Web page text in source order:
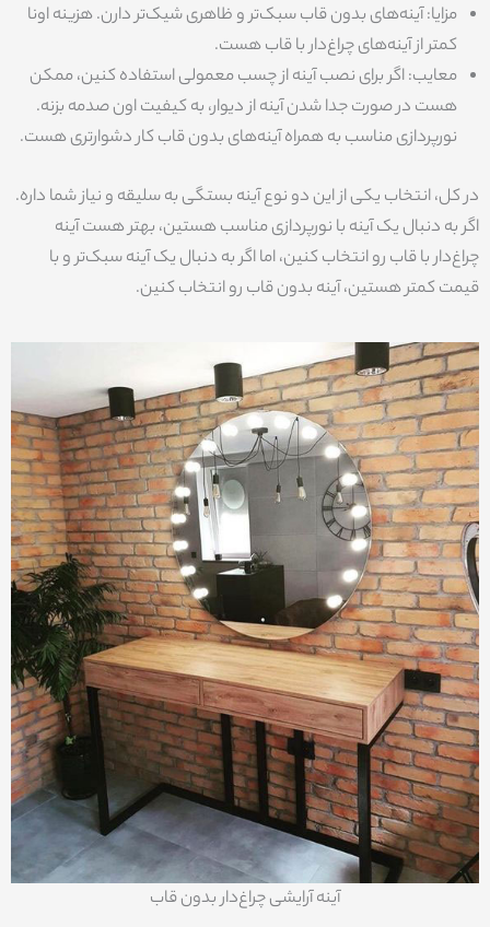
مزایا: آینه‌های بدون قاب سبک‌تر و ظاهری شیک‌تر دارن. هزینه اونا
کمتر از آینه‌های چراغ‌دار با قاب هست.
معایب: اگر برای نصب آینه از چسب معمولی استفاده کنین، ممکن
هست در صورت جدا شدن آینه از دیوار، به کیفیت اون صدمه بزنه.
نورپردازی مناسب به همراه آینه‌های بدون قاب کار دشوارتری هست.
در کل، انتخاب یکی از این دو نوع آینه بستگی به سلیقه و نیاز شما داره.
اگر به دنبال یک آینه با نورپردازی مناسب هستین، بهتر هست آینه
چراغ‌دار با قاب رو انتخاب کنین، اما اگر به دنبال یک آینه سبک‌تر و با
قیمت کمتر هستین، آینه بدون قاب رو انتخاب کنین.
آینه آرایشی چراغ‌دار بدون قاب